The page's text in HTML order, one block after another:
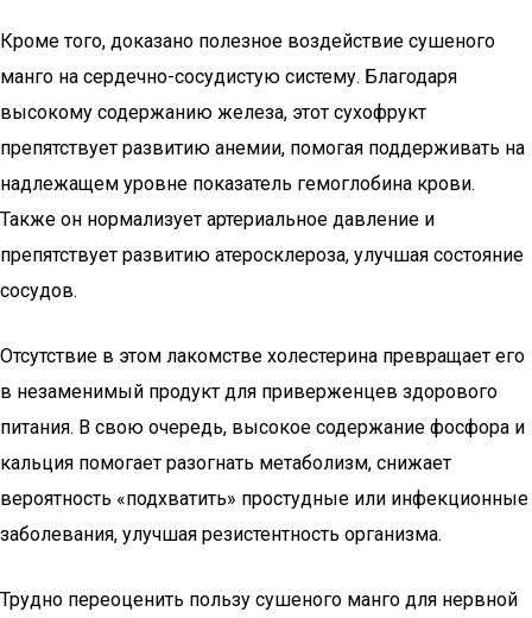
Кроме того, доказано полезное воздействие сушеного
манго на сердечно-сосудистую систему. Благодаря
высокому содержанию железа, этот сухофрукт
препятствует развитию анемии, помогая поддерживать на
надлежащем уровне показатель гемоглобина крови.
Также он нормализует артериальное давление и
препятствует развитию атеросклероза, улучшая состояние
сосудов.
Отсутствие в этом лакомстве холестерина превращает его
в незаменимый продукт для приверженцев здорового
питания. В свою очередь, высокое содержание фосфора и
кальция помогает разогнать метаболизм, снижает
вероятность «подхватить» простудные или инфекционные
заболевания, улучшая резистентность организма.
Трудно переоценить пользу сушеного манго для нервной